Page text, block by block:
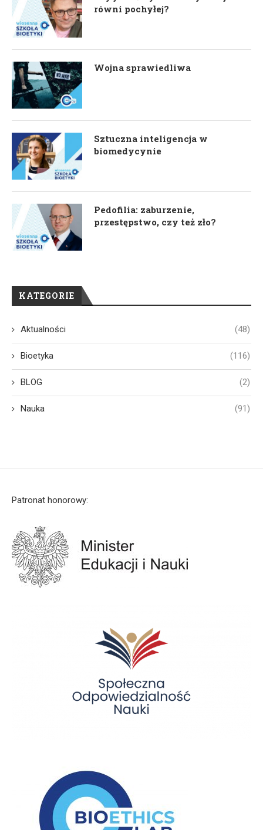
równi pochyłej?
Wojna sprawiedliwa
Sztuczna inteligencja w
biomedycynie
Pedofilia: zaburzenie,
przestępstwo, czy też zło?
KATEGORIE
Aktualności (48)
Bioetyka (116)
BLOG (2)
Nauka (91)
Patronat honorowy: